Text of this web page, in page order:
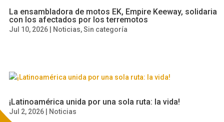
La ensambladora de motos EK, Empire Keeway, solidaria
con los afectados por los terremotos
Jul 10, 2026 Noticias,Sin categoría
¡Latinoamérica unida por una sola ruta: la vida!
Jul 2, 2026 Noticias